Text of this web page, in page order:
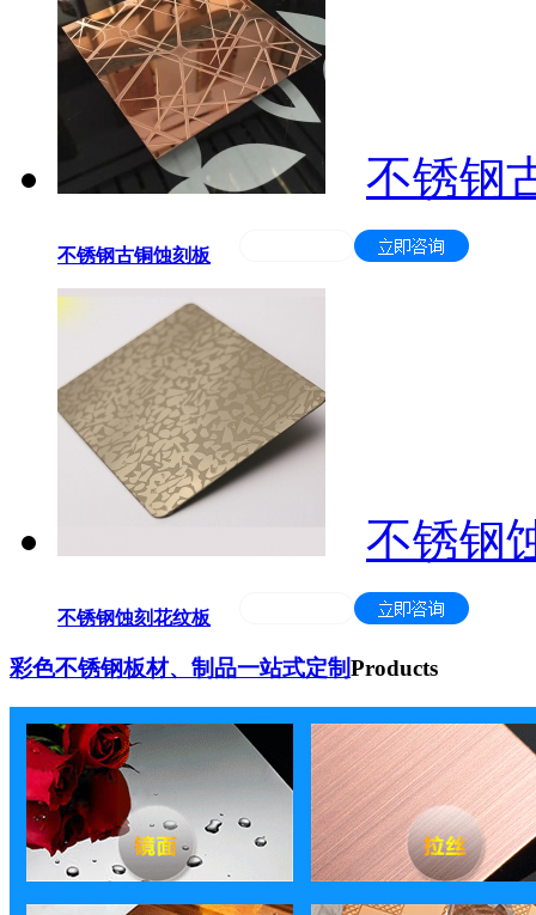
不锈钢
不锈钢古铜蚀刻板
不锈钢
不锈钢蚀刻花纹板
彩色不锈钢板材、制品一站式定制Products